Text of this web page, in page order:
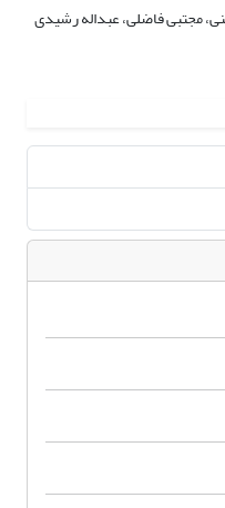
مجتبی فاضلی، عبداله رشیدی